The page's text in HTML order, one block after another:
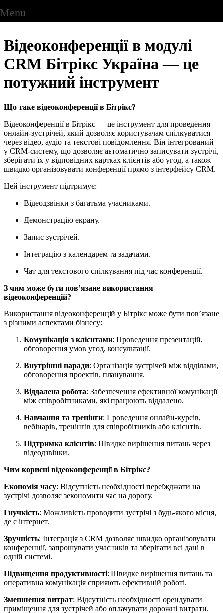
Menu
Відеоконференції в модулі
CRM Бітрікс Україна — це
потужний інструмент
Що таке відеоконференції в Бітрікс?
Відеоконференції в Бітрікс — це інструмент для проведення
онлайн-зустрічей, який дозволяє користувачам спілкуватися
через відео, аудіо та текстові повідомлення. Він інтегрований
у CRM-систему, що дозволяє автоматично записувати зустрічі,
зберігати їх у відповідних картках клієнтів або угод, а також
швидко організовувати конференції прямо з інтерфейсу CRM.
Цей інструмент підтримує:
Відеодзвінки з багатьма учасниками.
Демонстрацію екрану.
Запис зустрічей.
Інтеграцію з календарем та задачами.
Чат для текстового спілкування під час конференції.
З чим може бути пов’язане використання
відеоконференцій?
Використання відеоконференцій у Бітрікс може бути пов’язане
з різними аспектами бізнесу:
Комунікація з клієнтами: Проведення презентацій,
обговорення умов угод, консультації.
Внутрішні наради: Організація зустрічей між відділами,
обговорення проектів, планування.
Віддалена робота: Забезпечення ефективної комунікації
між співробітниками, які працюють віддалено.
Навчання та тренінги: Проведення онлайн-курсів,
вебінарів, тренінгів для співробітників або клієнтів.
Підтримка клієнтів: Швидке вирішення питань через
відеодзвінки.
Чим корисні відеоконференції в Бітрікс?
Економія часу: Відсутність необхідності переїжджати на
зустрічі дозволяє зекономити час на дорогу.
Гнучкість: Можливість проводити зустрічі з будь-якого місця,
де є інтернет.
Зручність: Інтеграція з CRM дозволяє швидко організовувати
конференції, запрошувати учасників та зберігати всі дані в
одній системі.
Підвищення продуктивності: Швидке вирішення питань та
оперативна комунікація сприяють ефективній роботі.
Зменшення витрат: Відсутність необхідності орендувати
приміщення для зустрічей або оплачувати дорожні витрати.